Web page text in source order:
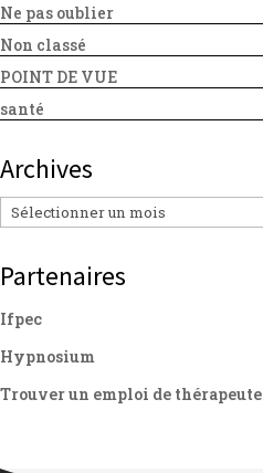
Ne pas oublier
Non classé
POINT DE VUE
santé
Archives
Archives
Partenaires
Ifpec
Hypnosium
Trouver un emploi de thérapeute